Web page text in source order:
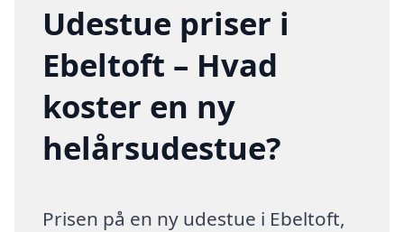
Udestue priser i
Ebeltoft – Hvad
koster en ny
helårsudestue?
Prisen på en ny udestue i Ebeltoft,